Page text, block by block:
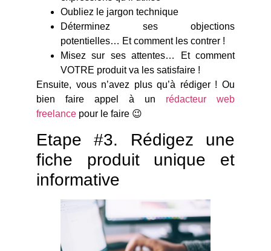
Oubliez le jargon technique
Déterminez ses objections
potentielles… Et comment les contrer !
Misez sur ses attentes… Et comment
VOTRE produit va les satisfaire !
Ensuite, vous n’avez plus qu’à rédiger ! Ou
bien faire appel à un rédacteur web
freelance pour le faire 😉
Etape #3. Rédigez une
fiche produit unique et
informative